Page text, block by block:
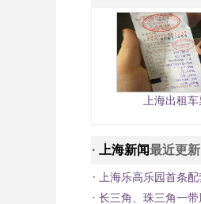
上海出租
· 上海新闻最近更新
·
上海乐高乐园首条
· 长三角、珠三角一